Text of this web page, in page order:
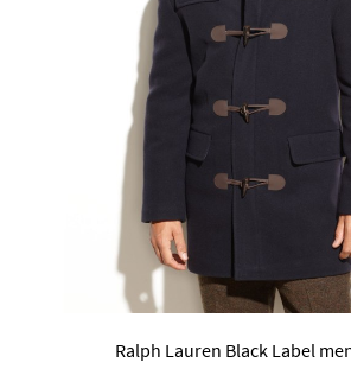
Ralph Lauren Black Label